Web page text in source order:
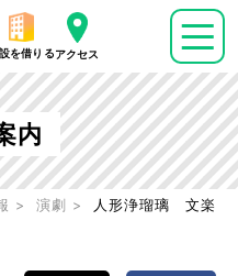
を借りるアクセス
内
演劇 人形浄瑠璃 文楽